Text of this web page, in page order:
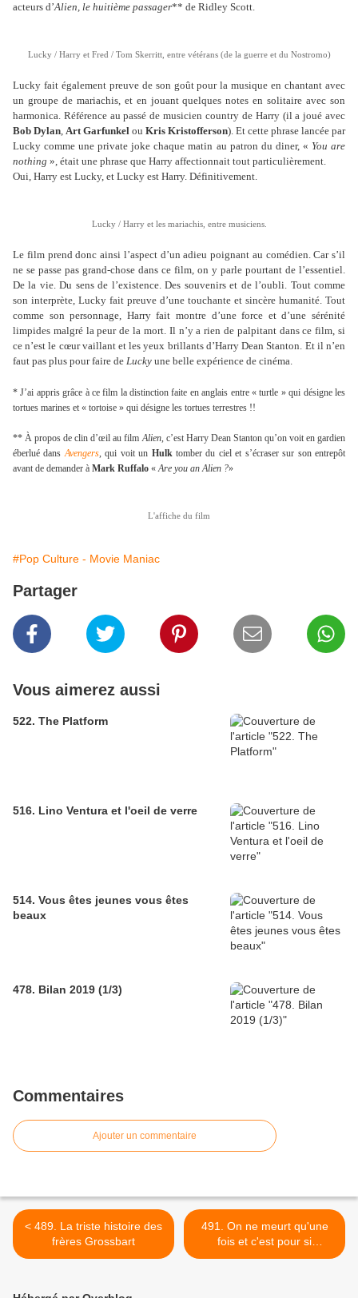
acteurs d’Alien, le huitième passager** de Ridley Scott.
Lucky / Harry et Fred / Tom Skerritt, entre vétérans (de la guerre et du Nostromo)
Lucky fait également preuve de son goût pour la musique en chantant avec
un groupe de mariachis, et en jouant quelques notes en solitaire avec son
harmonica. Référence au passé de musicien country de Harry (il a joué avec
Bob Dylan, Art Garfunkel ou Kris Kristofferson). Et cette phrase lancée par
Lucky comme une private joke chaque matin au patron du diner, « You are
nothing », était une phrase que Harry affectionnait tout particulièrement.
Oui, Harry est Lucky, et Lucky est Harry. Définitivement.
Lucky / Harry et les mariachis, entre musiciens.
Le film prend donc ainsi l’aspect d’un adieu poignant au comédien. Car s’il
ne se passe pas grand-chose dans ce film, on y parle pourtant de l’essentiel.
De la vie. Du sens de l’existence. Des souvenirs et de l’oubli. Tout comme
son interprète, Lucky fait preuve d’une touchante et sincère humanité. Tout
comme son personnage, Harry fait montre d’une force et d’une sérénité
limpides malgré la peur de la mort. Il n’y a rien de palpitant dans ce film, si
ce n’est le cœur vaillant et les yeux brillants d’Harry Dean Stanton. Et il n’en
faut pas plus pour faire de Lucky une belle expérience de cinéma.
* J’ai appris grâce à ce film la distinction faite en anglais entre « turtle » qui désigne les
tortues marines et « tortoise » qui désigne les tortues terrestres !!
** À propos de clin d’œil au filmAlien, c’est Harry Dean Stanton qu’on voit en gardien
éberlué dansAvengers, qui voit un Hulktomber du ciel et s’écraser sur son entrepôt
avant de demander à Mark Ruffalo «Are you an Alien ?»
L'affiche du film
#Pop Culture - Movie Maniac
Partager
Vous aimerez aussi
522. The Platform
516. Lino Ventura et l'oeil de verre
514. Vous êtes jeunes vous êtes
beaux
478. Bilan 2019 (1/3)
Commentaires
Ajouter un commentaire
< 489. La triste histoire des
frères Grossbart
491. On ne meurt qu'une
fois et c'est pour si
longtemps >